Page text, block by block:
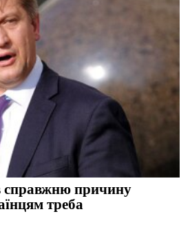
причину
треба